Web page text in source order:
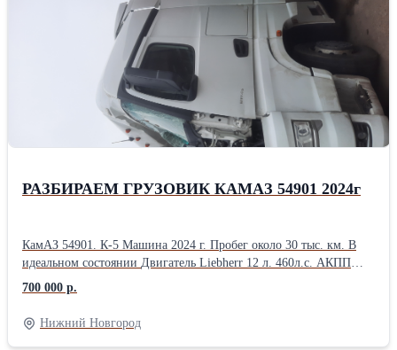
РАЗБИРАЕМ ГРУЗОВИК КАМАЗ 54901 2024г
КамАЗ 54901. К-5 Машина 2024 г. Пробег около 30 тыс. км. В
идеальном состоянии Двигатель Liebherr 12 л. 460л.с. АКПП
shaanxi Fast Gear F12.JZ24DD Задний мост HDZ 440 Рама ровная
ЦЕНА УКАЗАНА ЗА РАМУ
700 000 р.
Нижний Новгород